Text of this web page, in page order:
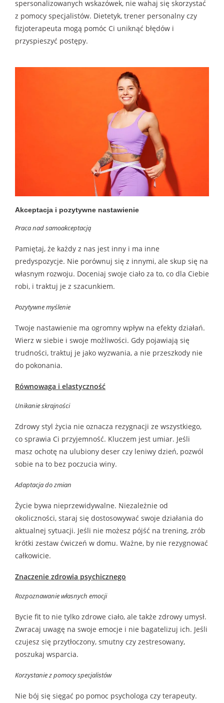
spersonalizowanych wskazówek, nie wahaj się skorzystać
z pomocy specjalistów. Dietetyk, trener personalny czy
fizjoterapeuta mogą pomóc Ci uniknąć błędów i
przyspieszyć postępy.
Akceptacja i pozytywne nastawienie
Praca nad samoakceptacją
Pamiętaj, że każdy z nas jest inny i ma inne
predyspozycje. Nie porównuj się z innymi, ale skup się na
własnym rozwoju. Doceniaj swoje ciało za to, co dla Ciebie
robi, i traktuj je z szacunkiem.
Pozytywne myślenie
Twoje nastawienie ma ogromny wpływ na efekty działań.
Wierz w siebie i swoje możliwości. Gdy pojawiają się
trudności, traktuj je jako wyzwania, a nie przeszkody nie
do pokonania.
Równowaga i elastyczność
Unikanie skrajności
Zdrowy styl życia nie oznacza rezygnacji ze wszystkiego,
co sprawia Ci przyjemność. Kluczem jest umiar. Jeśli
masz ochotę na ulubiony deser czy leniwy dzień, pozwól
sobie na to bez poczucia winy.
Adaptacja do zmian
Życie bywa nieprzewidywalne. Niezależnie od
okoliczności, staraj się dostosowywać swoje działania do
aktualnej sytuacji. Jeśli nie możesz pójść na trening, zrób
krótki zestaw ćwiczeń w domu. Ważne, by nie rezygnować
całkowicie.
Znaczenie zdrowia psychicznego
Rozpoznawanie własnych emocji
Bycie fit to nie tylko zdrowe ciało, ale także zdrowy umysł.
Zwracaj uwagę na swoje emocje i nie bagatelizuj ich. Jeśli
czujesz się przytłoczony, smutny czy zestresowany,
poszukaj wsparcia.
Korzystanie z pomocy specjalistów
Nie bój się sięgać po pomoc psychologa czy terapeuty.